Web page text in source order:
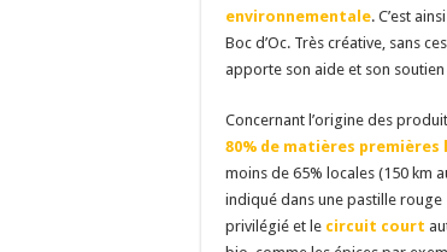
environnementale. C’est
Boc d’Oc. Très créative, sans
apporte son aide et son
Concernant l’origine des
80% de matières premières
moins de 65% locales (150 km
indiqué dans une pastille rouge
privilégié et le circuit court